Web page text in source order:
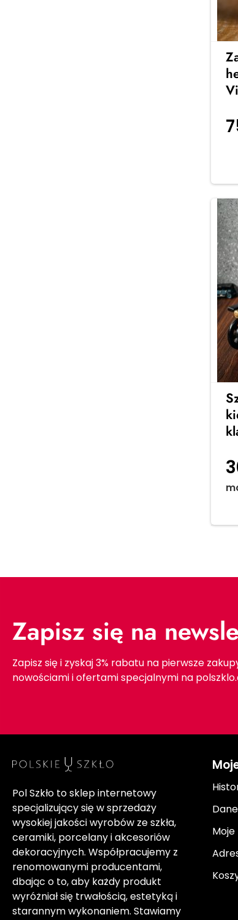
Zapisz się na
Zapisz się i zyskaj 3% rabatu na pierwsze
nowościami i ofertami specjalnymi na
Pol Szkło to sklep internetowy
specjalizujący się w sprzedaży
wysokiej jakości wyrobów ze szkła,
ceramiki, porcelany i akcesoriów
dekoracyjnych. Współpracujemy z
renomowanymi producentami,
dbając o to, aby każdy produkt
wyróżniał się trwałością, estetyką i
starannym wykonaniem. Stawiamy